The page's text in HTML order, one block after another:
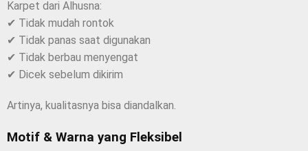
Karpet dari Alhusna:
✔ Tidak mudah rontok
✔ Tidak panas saat digunakan
✔ Tidak berbau menyengat
✔ Dicek sebelum dikirim
Artinya, kualitasnya bisa diandalkan.
Motif & Warna yang Fleksibel